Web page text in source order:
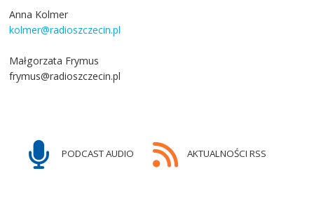
Anna Kolmer
kolmer@radioszczecin.pl
Małgorzata Frymus
frymus@radioszczecin.pl
PODCAST AUDIO AKTUALNOŚCI RSS